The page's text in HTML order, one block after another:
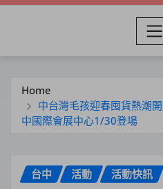
Home
中台灣毛孩迎春囤貨熱潮
中國際會展中心1/30登場
台中 活動 活動快訊